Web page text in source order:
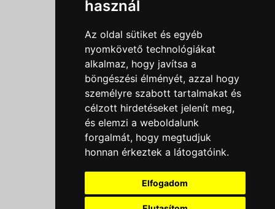
használ
Az oldal sütiket és egyéb
nyomkövető technológiákat
alkalmaz, hogy javítsa a
böngészési élményét, azzal hogy
személyre szabott tartalmakat és
célzott hirdetéseket jelenít meg,
és elemzi a weboldalunk
forgalmát, hogy megtudjuk
honnan érkeztek a látogatóink.
Elfogadom
Általános szerződési feltételek
Impresszum
Nyereményjáték szabály
Outlet nap nyereményjáték szabályzat
Süti beállítások
Menü
Ajánlatkérés
Szakmai tippek / Újdonságok
Kapcsolat
Letölthető katalógusok
Rólunk